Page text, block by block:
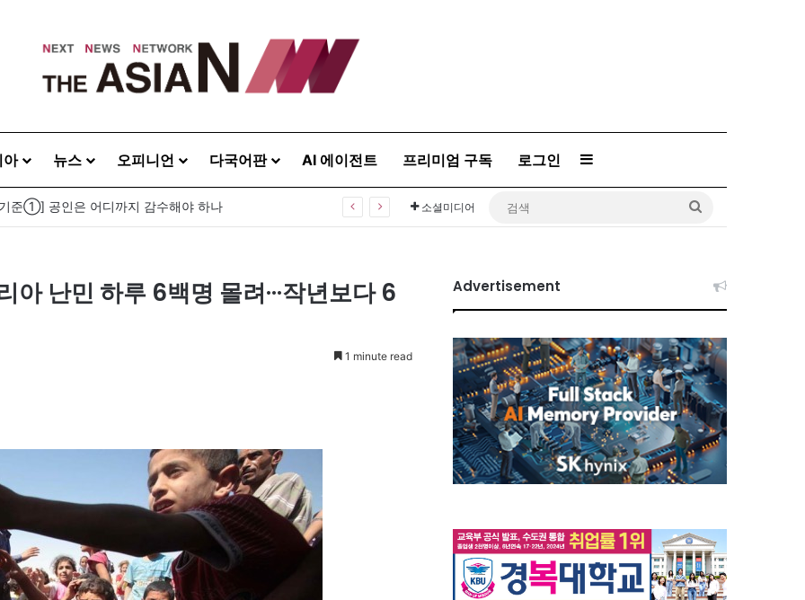
아 뉴스 오피니언 다국어판 AI 에이전트 프리미엄 구독 로그인 Sidebar
준①] 공인은 어디까지 감수해야 하나 소셜미디어
난민 하루 6백명 몰려···작년보다 6
1 minute read
Advertisement